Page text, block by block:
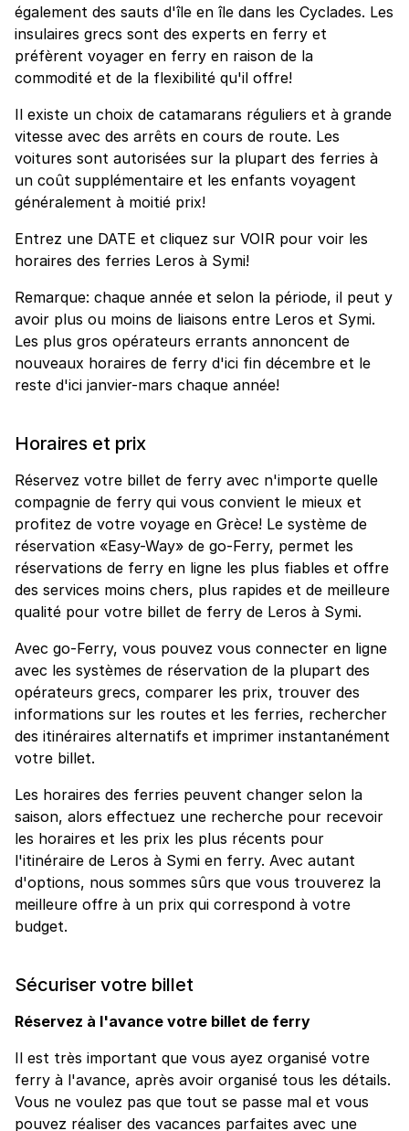
également des sauts d'île en île dans les Cyclades. Les
insulaires grecs sont des experts en ferry et
préfèrent voyager en ferry en raison de la
commodité et de la flexibilité qu'il offre!
Il existe un choix de catamarans réguliers et à grande
vitesse avec des arrêts en cours de route. Les
voitures sont autorisées sur la plupart des ferries à
un coût supplémentaire et les enfants voyagent
généralement à moitié prix!
Entrez une DATE et cliquez sur VOIR pour voir les
horaires des ferries Leros à Symi!
Remarque: chaque année et selon la période, il peut y
avoir plus ou moins de liaisons entre Leros et Symi.
Les plus gros opérateurs errants annoncent de
nouveaux horaires de ferry d'ici fin décembre et le
reste d'ici janvier-mars chaque année!
Horaires et prix
Réservez votre billet de ferry avec n'importe quelle
compagnie de ferry qui vous convient le mieux et
profitez de votre voyage en Grèce! Le système de
réservation «Easy-Way» de go-Ferry, permet les
réservations de ferry en ligne les plus fiables et offre
des services moins chers, plus rapides et de meilleure
qualité pour votre billet de ferry de Leros à Symi.
Avec go-Ferry, vous pouvez vous connecter en ligne
avec les systèmes de réservation de la plupart des
opérateurs grecs, comparer les prix, trouver des
informations sur les routes et les ferries, rechercher
des itinéraires alternatifs et imprimer instantanément
votre billet.
Les horaires des ferries peuvent changer selon la
saison, alors effectuez une recherche pour recevoir
les horaires et les prix les plus récents pour
l'itinéraire de Leros à Symi en ferry. Avec autant
d'options, nous sommes sûrs que vous trouverez la
meilleure offre à un prix qui correspond à votre
budget.
Sécuriser votre billet
Réservez à l'avance votre billet de ferry
Il est très important que vous ayez organisé votre
ferry à l'avance, après avoir organisé tous les détails.
Vous ne voulez pas que tout se passe mal et vous
pouvez réaliser des vacances parfaites avec une